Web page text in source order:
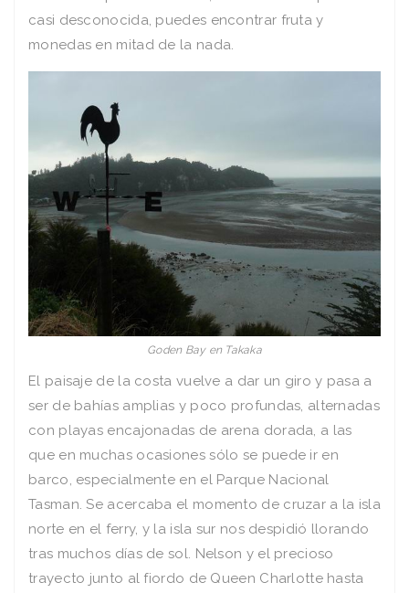
casi desconocida, puedes encontrar fruta y
monedas en mitad de la nada.
Goden Bay en Takaka
El paisaje de la costa vuelve a dar un giro y pasa a
ser de bahías amplias y poco profundas, alternadas
con playas encajonadas de arena dorada, a las
que en muchas ocasiones sólo se puede ir en
barco, especialmente en el Parque Nacional
Tasman. Se acercaba el momento de cruzar a la isla
norte en el ferry, y la isla sur nos despidió llorando
tras muchos días de sol. Nelson y el precioso
trayecto junto al fiordo de Queen Charlotte hasta